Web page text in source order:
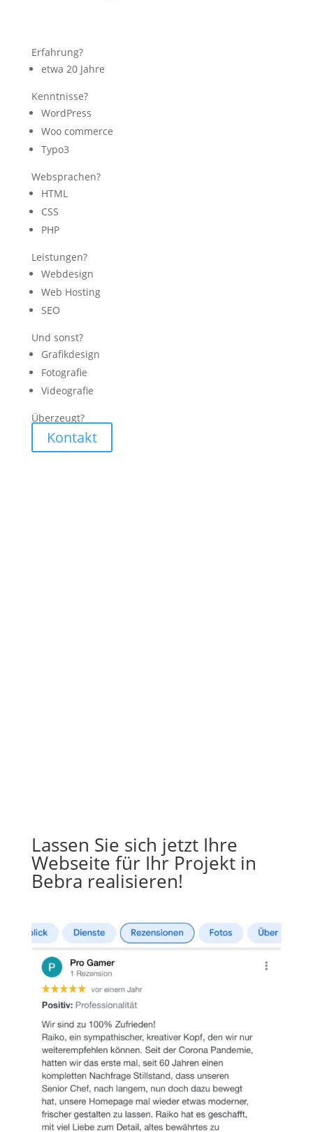
Erfahrung?
etwa 20 Jahre
Kenntnisse?
WordPress
Woo commerce
Typo3
Websprachen?
HTML
CSS
PHP
Leistungen?
Webdesign
Web Hosting
SEO
Und sonst?
Grafikdesign
Fotografie
Videografie
Überzeugt?
Kontakt
Lassen Sie sich jetzt Ihre
Webseite für Ihr Projekt in
Bebra realisieren!